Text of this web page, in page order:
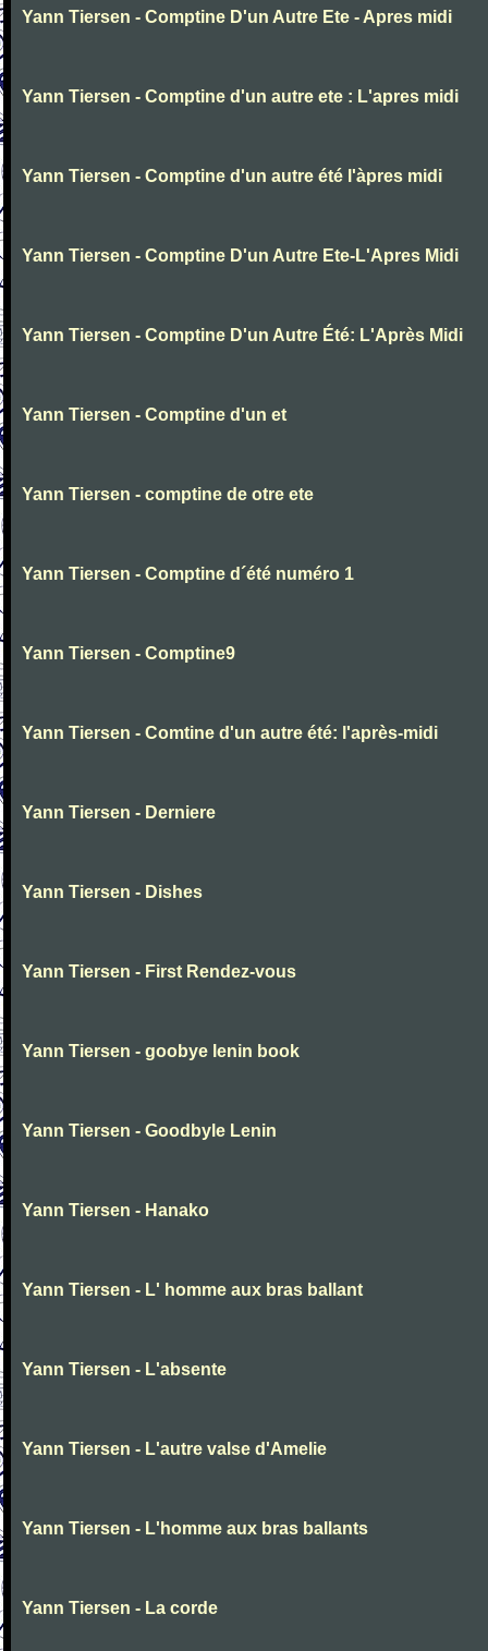
Yann Tiersen - Comptine D'un Autre Ete - Apres midi
Yann Tiersen - Comptine d'un autre ete : L'apres midi
Yann Tiersen - Comptine d'un autre été l'àpres midi
Yann Tiersen - Comptine D'un Autre Ete-L'Apres Midi
Yann Tiersen - Comptine D'un Autre Été: L'Après Midi
Yann Tiersen - Comptine d'un et
Yann Tiersen - comptine de otre ete
Yann Tiersen - Comptine d´été numéro 1
Yann Tiersen - Comptine9
Yann Tiersen - Comtine d'un autre été: l'après-midi
Yann Tiersen - Derniere
Yann Tiersen - Dishes
Yann Tiersen - First Rendez-vous
Yann Tiersen - goobye lenin book
Yann Tiersen - Goodbyle Lenin
Yann Tiersen - Hanako
Yann Tiersen - L' homme aux bras ballant
Yann Tiersen - L'absente
Yann Tiersen - L'autre valse d'Amelie
Yann Tiersen - L'homme aux bras ballants
Yann Tiersen - La corde